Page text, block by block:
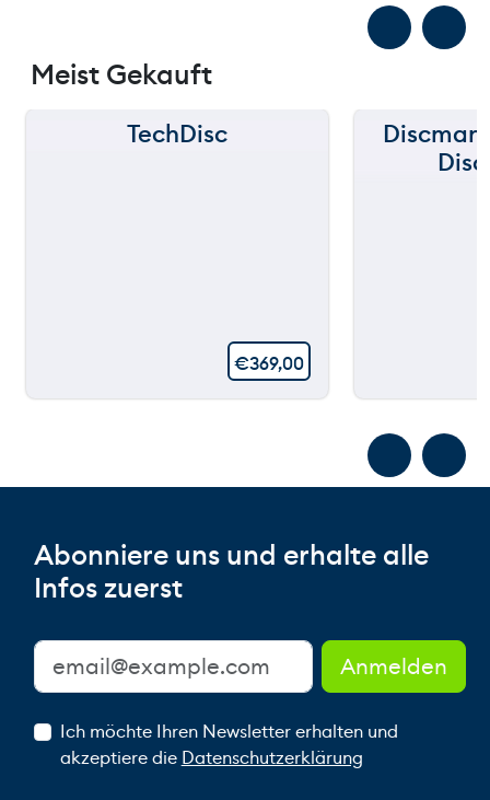
Meist Gekauft
TechDisc
€369,00
Abonniere uns und erhalte alle
Infos zuerst
Ich möchte Ihren Newsletter erhalten und
akzeptiere die Datenschutzerklärung